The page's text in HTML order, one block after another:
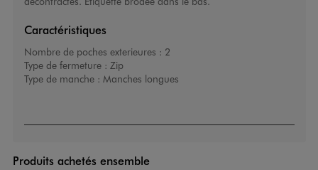
Caractéristiques
Nombre de poches exterieures : 2
Type de fermeture : Zip
Type de manche : Manches longues
Produits achetés ensemble